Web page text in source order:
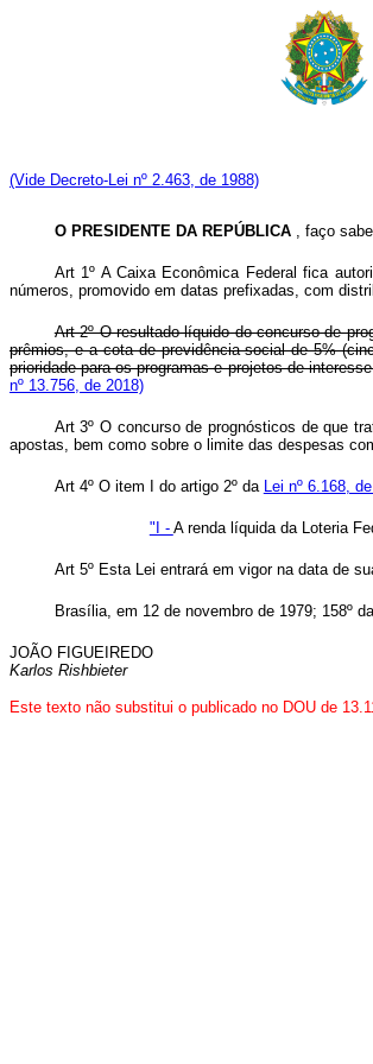
(Vide Decreto-Lei nº 2.463, de 1988)
O PRESIDENTE DA REPÚBLICA, faço
Art 1º A Caixa Econômica Federal fica
números, promovido em datas prefixadas, com
Art 2º O resultado líquido do concurso de
prêmios, e a cota de previdência social de 5%
prioridade para os programas e projetos
nº 13.756, de 2018)
Art 3º O concurso de prognósticos de que
apostas, bem como sobre o limite das despesas
Art 4º O item I do artigo 2º da Lei nº 6.168,
"I - A renda líquida da Loteria
Art 5º Esta Lei entrará em vigor na data de
Brasília, em 12 de novembro de 1979; 158º
JOÃO FIGUEIREDO
Karlos Rishbieter
Este texto não substitui o publicado no DOU de